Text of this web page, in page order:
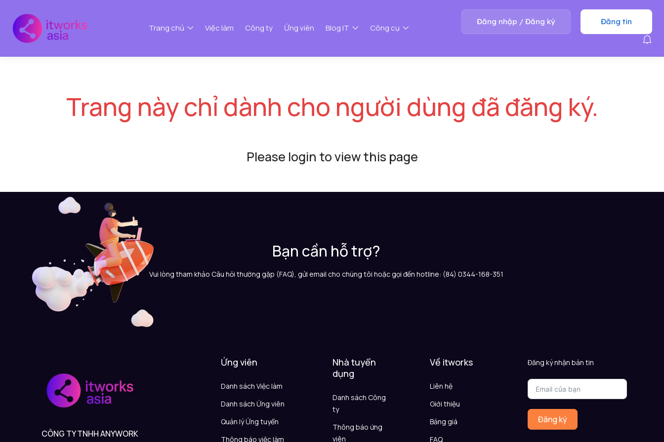
Trang chủ Việc làm Công ty Ứng viên Blog IT Công cụ
Đăng nhập / Đăng ký Đăng tin
Trang này chỉ dành cho người dùng đã đăng ký.
Please login to view this page
Bạn cần hỗ trợ?
Vui lòng tham khảo Câu hỏi thường gặp (FAQ), gửi email cho chúng tôi hoặc gọi đến hotline: (84) 0344-168-351
CÔNG TY TNHH ANYWORK
Ứng viên
Danh sách Việc làm
Danh sách Ứng viên
Quản lý Ứng tuyển
Thông báo việc làm
Nhà tuyển
dụng
Danh sách Công
ty
Thông báo ứng
viên
Về itworks
Liên hệ
Giới thiệu
Bảng giá
FAQ
Đăng ký nhận bản tin
Đăng ký